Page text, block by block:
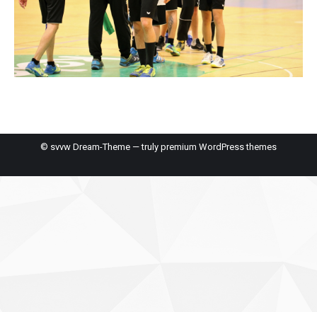
© svvw Dream-Theme — truly premium WordPress themes